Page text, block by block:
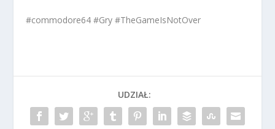
#commodore64 #Gry #TheGameIsNotOver
UDZIAŁ: